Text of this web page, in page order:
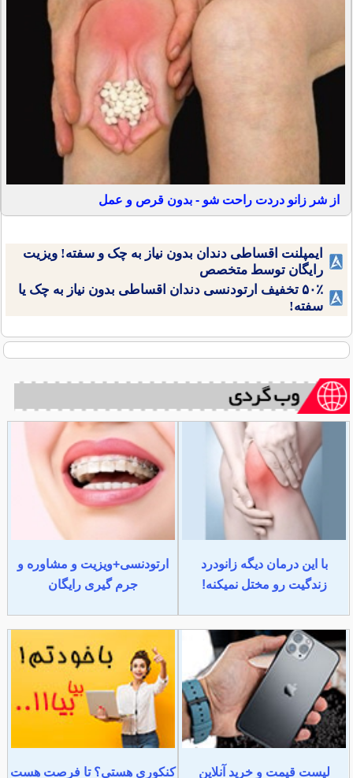
از شر زانو دردت راحت شو - بدون قرص و عمل
ایمپلنت اقساطی دندان بدون نیاز به چک و سفته! ویزیت
رایگان توسط متخصص
۵۰٪ تخفیف ارتودنسی دندان اقساطی بدون نیاز به چک یا
سفته!
با این درمان دیگه زانودرد
زندگیت رو مختل نمیکنه!
ارتودنسی+ویزیت و مشاوره و
جرم گیری رایگان
لیست قیمت و خرید آنلاین
کنکوری هستی؟ تا فرصت هست